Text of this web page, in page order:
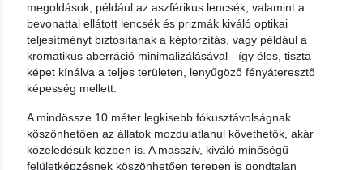
megoldások, például az aszférikus lencsék, valamint a
bevonattal ellátott lencsék és prizmák kiváló optikai
teljesítményt biztosítanak a képtorzítás, vagy például a
kromatikus aberráció minimalizálásával - így éles, tiszta
képet kínálva a teljes területen, lenyűgöző fényáteresztő
képesség mellett.
A mindössze 10 méter legkisebb fókusztávolságnak
köszönhetően az állatok mozdulatlanul követhetők, akár
közeledésük közben is. A masszív, kiváló minőségű
felületképzésnek köszönhetően terepen is gondtalan